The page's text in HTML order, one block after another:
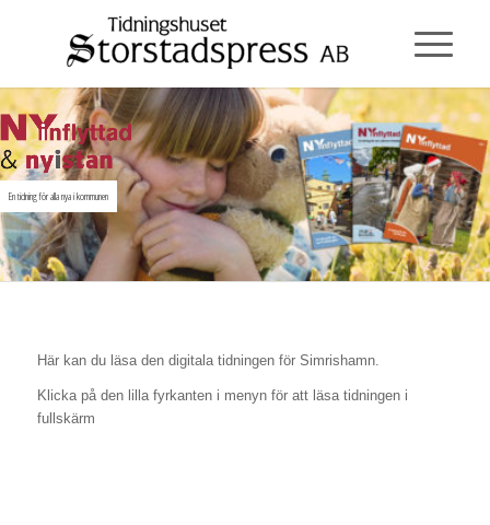
En tidning för alla nya i kommunen
Här kan du läsa den digitala tidningen för Simrishamn.
Klicka på den lilla fyrkanten i menyn för att läsa tidningen i
fullskärm